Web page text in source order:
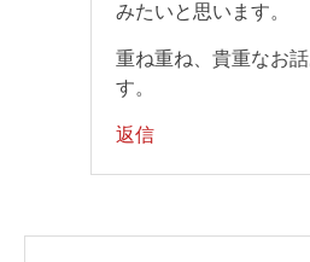
みたいと思います。
重ね重ね、貴重なお
す。
返信